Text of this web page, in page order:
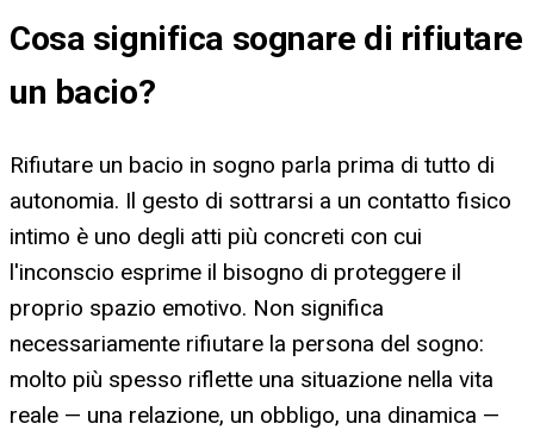
Cosa significa sognare di rifiutare
un bacio?
Rifiutare un bacio in sogno parla prima di tutto di
autonomia. Il gesto di sottrarsi a un contatto fisico
intimo è uno degli atti più concreti con cui
l'inconscio esprime il bisogno di proteggere il
proprio spazio emotivo. Non significa
necessariamente rifiutare la persona del sogno:
molto più spesso riflette una situazione nella vita
reale — una relazione, un obbligo, una dinamica —